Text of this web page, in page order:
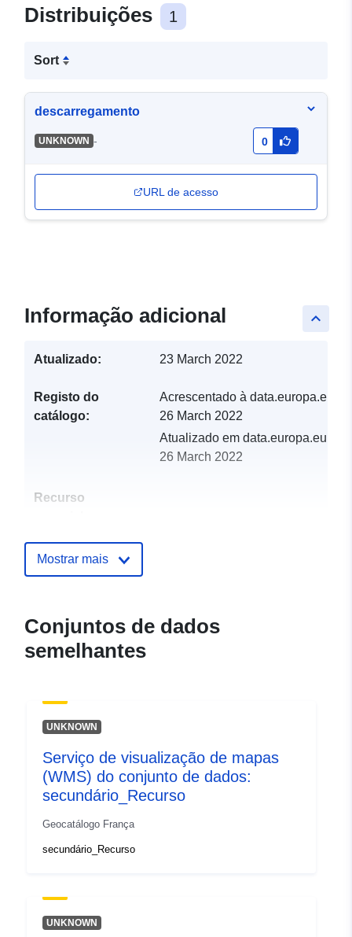
Distribuições 1
Sort
descarregamento
UNKNOWN - 0
URL de acesso
keyboard_arrow_up
Informação adicional
Atualizado: 23 March 2022
Registo do
catálogo:
Acrescentado à data.europa.eu:
26 March 2022
Atualizado em data.europa.eu:
26 March 2022
Recurso
Identificadores:
b564fe5f69f8
http://inspire.ec.europa.eu/
codelist/SpatialDataServiceType/
Mostrar mais
Conjuntos de dados
semelhantes
UNKNOWN
Serviço de visualização de mapas
(WMS) do conjunto de dados:
secundário_Recurso
Geocatálogo França
secundário_Recurso
UNKNOWN